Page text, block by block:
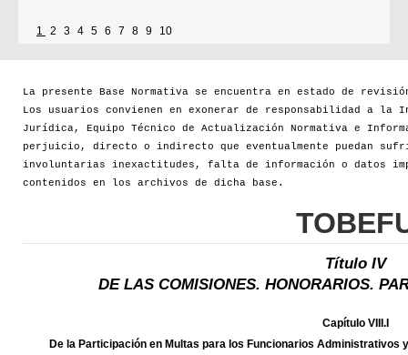
1 2 3 4 5 6 7 8 9 10
La presente Base Normativa se encuentra en estado de
Los usuarios convienen en exonerar de responsabilidad a la
Jurídica, Equipo Técnico de Actualización Normativa e
perjuicio, directo o indirecto que eventualmente puedan
involuntarias inexactitudes, falta de información o datos
contenidos en los archivos de dicha base.
Título IV
DE LAS COMISIONES. HONORARIOS.
Capítulo VIII.I
De la Participación en Multas para los Funcionarios Administrativos